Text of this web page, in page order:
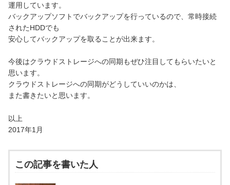
運用しています。
バックアップソフトでバックアップを行っているので、常時接続
されたHDDでも
安心してバックアップを取ることが出来ます。
今後はクラウドストレージへの同期もぜひ注目してもらいたいと
思います。
クラウドストレージへの同期がどうしていいのかは、
また書きたいと思います。
以上
2017年1月
この記事を書いた人